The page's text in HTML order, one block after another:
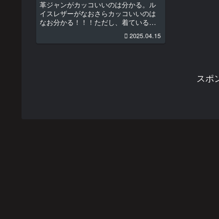
革ジャンがカッコいいのは分かる。ル
イスレザーがなおさらカッコいいのは
なお分かる！！！ただし、着ている人
スレザーの魅力が半減してしまうので
2025.04.15
スポ